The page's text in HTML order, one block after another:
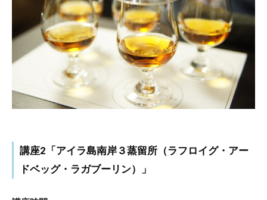
講座2「アイラ島南岸３蒸留所（ラフロイグ・アー
ドベッグ・ラガブーリン）」